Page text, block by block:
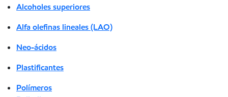
Alcoholes superiores
Alfa olefinas lineales (LAO)
Neo-ácidos
Plastificantes
Polímeros